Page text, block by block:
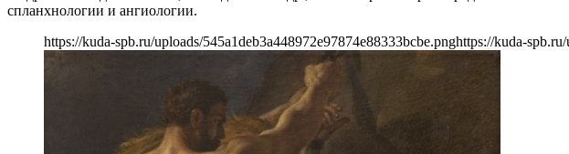
спланхнологии и ангиологии.
https://kuda-spb.ru/uploads/545a1deb3a448972e97874e88333bcbe.pnghttps://kuda-